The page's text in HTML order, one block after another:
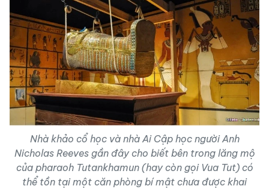
Nhà khảo cổ học và nhà Ai Cập học người Anh
Nicholas Reeves gần đây cho biết bên trong lăng mộ
của pharaoh Tutankhamun (hay còn gọi Vua Tut) có
thể tồn tại một căn phòng bí mật chưa được khai